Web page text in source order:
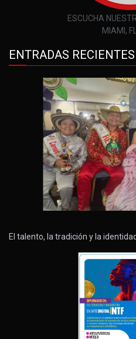
ESCUCHA
MIAMI,
ENTRADAS RECIENTES
El talento, la tradición y la